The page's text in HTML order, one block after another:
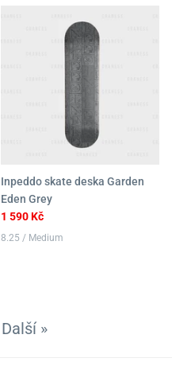
Inpeddo skate deska Garden
Eden Grey
1 590 Kč
8.25 / Medium
Další »